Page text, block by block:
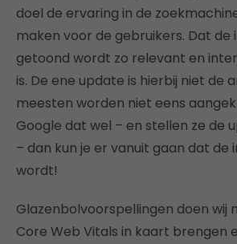
doel de ervaring in de
maken voor de gebruikers. Dat de
getoond wordt zo relevant en
is. De ene update is hierbij niet de
meesten worden niet eens
Google dat wel – en stellen ze de
– dan kun je er vanuit gaan dat de
wordt!
Glazenbolvoorspellingen doen wij
Core Web Vitals in kaart brengen